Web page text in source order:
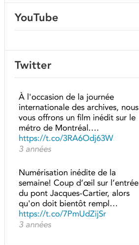
YouTube
Twitter
À l'occasion de la journée
internationale des archives, nous
vous offrons un film inédit sur le
métro de Montréal.…
https://t.co/3RA6Odj63W
3 années
Numérisation inédite de la
semaine! Coup d’œil sur l’entrée
du pont Jacques-Cartier, alors
qu'on doit bientôt rempl…
https://t.co/7PmUdZijSr
3 années